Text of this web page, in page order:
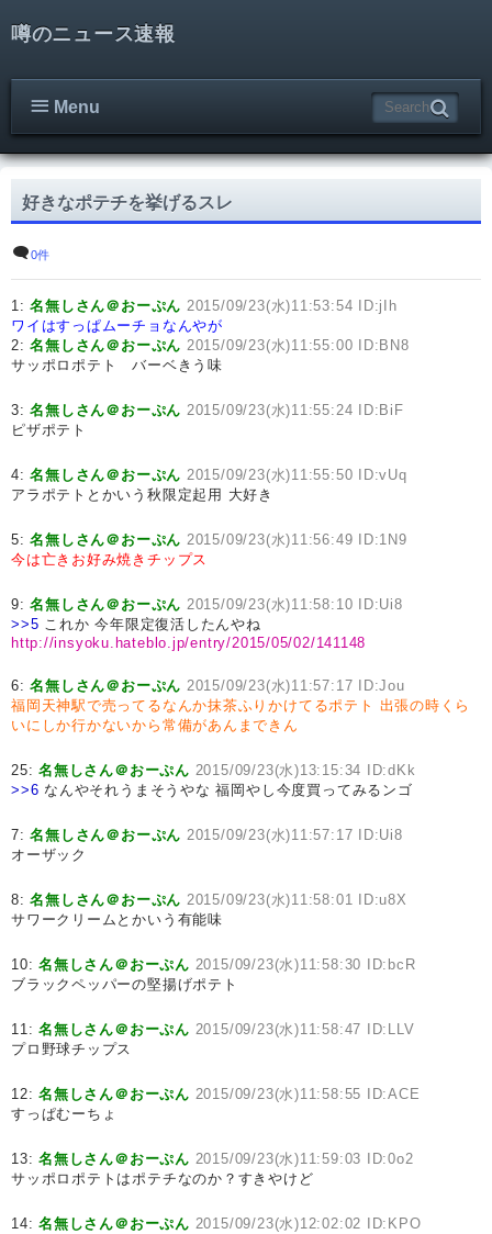
噂のニュース速報
Menu
好きなポテチを挙げるスレ
0件
1:名無しさん＠おーぷん 2015/09/23(水)11:53:54 ID:jIh
ワイはすっぱムーチョなんやが
2:名無しさん＠おーぷん 2015/09/23(水)11:55:00 ID:BN8
サッポロポテト バーベきう味
3:名無しさん＠おーぷん 2015/09/23(水)11:55:24 ID:BiF
ピザポテト
4:名無しさん＠おーぷん 2015/09/23(水)11:55:50 ID:vUq
アラポテトとかいう秋限定起用 大好き
5:名無しさん＠おーぷん 2015/09/23(水)11:56:49 ID:1N9
今は亡きお好み焼きチップス
9:名無しさん＠おーぷん 2015/09/23(水)11:58:10 ID:Ui8
>>5 これか 今年限定復活したんやね
http://insyoku.hateblo.jp/entry/2015/05/02/141148
6:名無しさん＠おーぷん 2015/09/23(水)11:57:17 ID:Jou
福岡天神駅で売ってるなんか抹茶ふりかけてるポテト 出張の時くら
いにしか行かないから常備があんまできん
25:名無しさん＠おーぷん 2015/09/23(水)13:15:34 ID:dKk
>>6 なんやそれうまそうやな 福岡やし今度買ってみるンゴ
7:名無しさん＠おーぷん 2015/09/23(水)11:57:17 ID:Ui8
オーザック
8:名無しさん＠おーぷん 2015/09/23(水)11:58:01 ID:u8X
サワークリームとかいう有能味
10:名無しさん＠おーぷん 2015/09/23(水)11:58:30 ID:bcR
ブラックペッパーの堅揚げポテト
11:名無しさん＠おーぷん 2015/09/23(水)11:58:47 ID:LLV
プロ野球チップス
12:名無しさん＠おーぷん 2015/09/23(水)11:58:55 ID:ACE
すっぱむーちょ
13:名無しさん＠おーぷん 2015/09/23(水)11:59:03 ID:0o2
サッポロポテトはポテチなのか？すきやけど
14:名無しさん＠おーぷん 2015/09/23(水)12:02:02 ID:KPO